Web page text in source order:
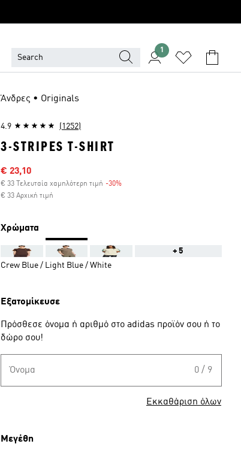
1
Άνδρες • Originals
4.9 (1252)
3-STRIPES T-SHIRT
Τιμή έκπτωσης
€ 23,10
€ 33 Τελευταία χαμηλότερη τιμή -30%
€ 33 Αρχική τιμή
Χρώματα
+5
Crew Blue / Light Blue / White
Εξατομίκευσε
Πρόσθεσε όνομα ή αριθμό στο adidas προϊόν σου ή το
δώρο σου!
Όνομα 0 / 9
Εκκαθάριση όλων
Μεγέθη